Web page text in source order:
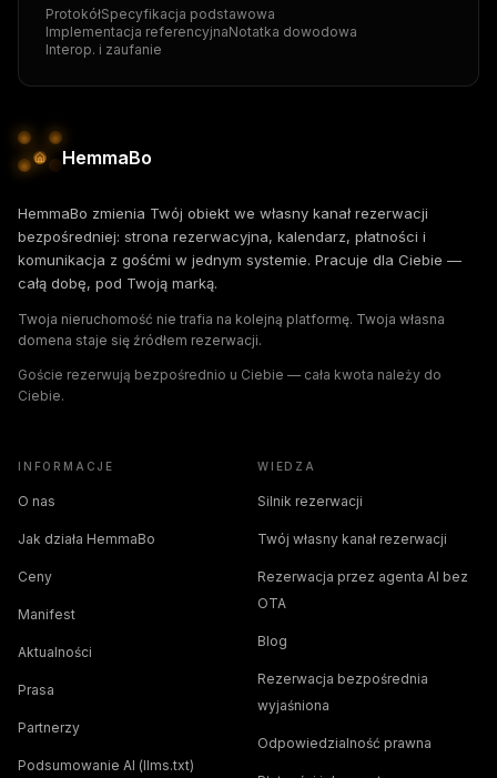
ProtokółSpecyfikacja podstawowa
Implementacja referencyjnaNotatka dowodowa
Interop. i zaufanie
HemmaBo
HemmaBo zmienia Twój obiekt we własny kanał rezerwacji
bezpośredniej: strona rezerwacyjna, kalendarz, płatności i
komunikacja z gośćmi w jednym systemie. Pracuje dla Ciebie —
całą dobę, pod Twoją marką.
Twoja nieruchomość nie trafia na kolejną platformę. Twoja własna
domena staje się źródłem rezerwacji.
Goście rezerwują bezpośrednio u Ciebie — cała kwota należy do
Ciebie.
INFORMACJE
O nas
Jak działa HemmaBo
Ceny
Manifest
Aktualności
Prasa
Partnerzy
Podsumowanie AI (llms.txt)
WIEDZA
Silnik rezerwacji
Twój własny kanał rezerwacji
Rezerwacja przez agenta AI bez
OTA
Blog
Rezerwacja bezpośrednia
wyjaśniona
Odpowiedzialność prawna